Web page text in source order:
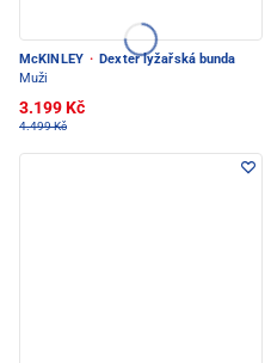
McKINLEY · Dexter lyžařská bunda
Muži
3.199 Kč
4.499 Kč